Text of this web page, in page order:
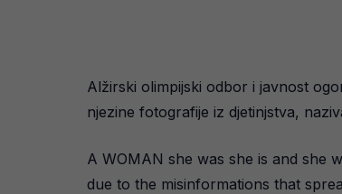
Alžirski olimpijski odbor i javnost
njezine fotografije iz djetinjstva,
A WOMAN she was she is and she
due to the misinformations that